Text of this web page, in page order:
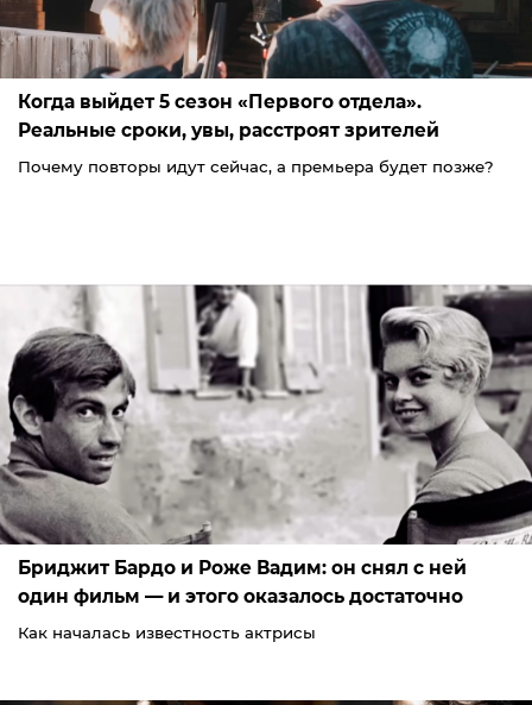
Когда выйдет 5 сезон «Первого отдела».
Реальные сроки, увы, расстроят зрителей
Почему повторы идут сейчас, а премьера будет позже?
Бриджит Бардо и Роже Вадим: он снял с ней
один фильм — и этого оказалось достаточно
Как началась известность актрисы